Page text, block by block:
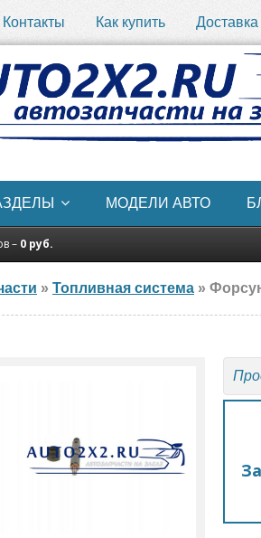
Контакты Как купить Доставка
МОДЕЛИ АВТО
– 0 руб.
» Топливная система »